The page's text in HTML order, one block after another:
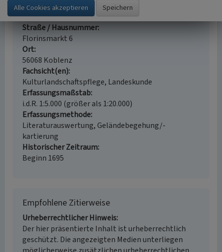
Schlagwörter
Gaststätte Fachwerkbauweise Weinkeller
Straße / Hausnummer
Florinsmarkt 6
Ort
56068 Koblenz
Fachsicht(en)
Kulturlandschaftspflege, Landeskunde
Erfassungsmaßstab
i.d.R. 1:5.000 (größer als 1:20.000)
Erfassungsmethode
Literaturauswertung, Geländebegehung/-
kartierung
Historischer Zeitraum
Beginn 1695
Empfohlene Zitierweise
Urheberrechtlicher Hinweis
Der hier präsentierte Inhalt ist urheberrechtlich
geschützt. Die angezeigten Medien unterliegen